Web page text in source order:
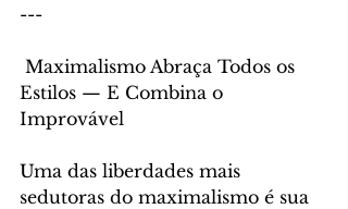
---
Estilos — E Combina o
Improvável
Uma das liberdades mais
sedutoras do maximalismo é sua